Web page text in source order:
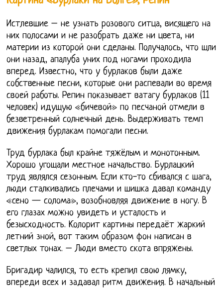
Истлевшие – не узнать розового ситца, висящего на
них полосами и не разобрать даже ни цвета, ни
материи из которой они сделаны. Получалось, что шли
они назад, апалуба уних под ногами проходила
вперед. Известно, что у бурлаков были даже
собственные песни, которые они распевали во время
своей работы. Репин показывает ватагу бурлаков (11
человек) идущую «бичевой» по песчаной отмели в
безветренный солнечный день. Выдерживать темп
движения бурлакам помогали песни.
Труд бурлака был крайне тяжёлым и монотонным.
Хорошо угощали местное начальство. Бурлацкий
труд являлся сезонным. Если кто-то сбивался с шага,
люди сталкивались плечами и шишка давал команду
«сено — солома», возобновляя движение в ногу. В
его глазах можно увидеть и усталость и
безысходность. Колорит картины передаёт жаркий
летний зной, вот таким образом фон написан в
светлых тонах. – Люди вместо скота впряжены.
Бригадир чалился, то есть крепил свою лямку,
впереди всех и задавал ритм движения. В начальный